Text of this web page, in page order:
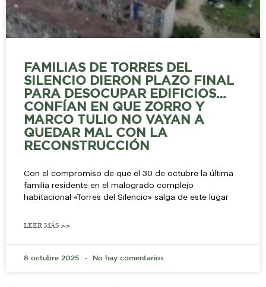
FAMILIAS DE TORRES DEL
SILENCIO DIERON PLAZO FINAL
PARA DESOCUPAR EDIFICIOS…
CONFÍAN EN QUE ZORRO Y
MARCO TULIO NO VAYAN A
QUEDAR MAL CON LA
RECONSTRUCCIÓN
Con el compromiso de que el 30 de octubre la última
familia residente en el malogrado complejo
habitacional «Torres del Silencio» salga de este lugar
LEER MÁS >>
8 octubre 2025 No hay comentarios